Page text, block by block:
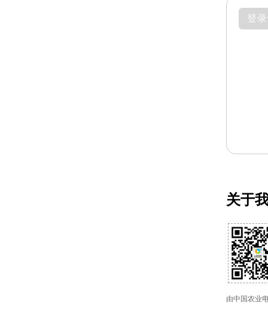
登
关于
由中国农业